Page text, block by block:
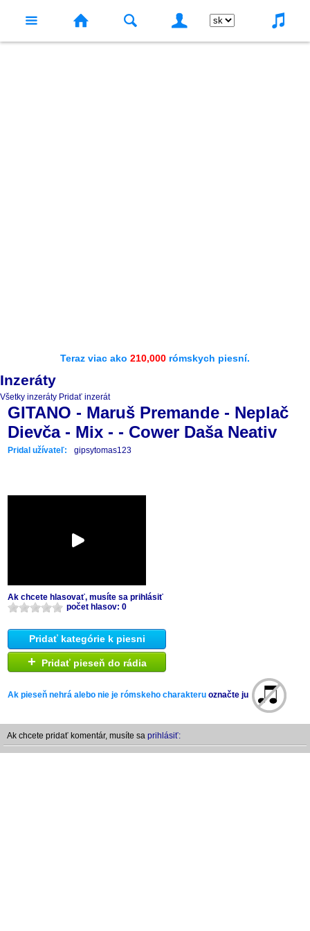
Teraz viac ako 210,000 rómskych piesní.
Inzeráty
Všetky inzeráty Pridať inzerát
GITANO - Maruš Premande - Neplač
Dievča - Mix - - Cower Daša Neativ
Pridal užívateľ: gipsytomas123
Ak chcete hlasovať, musíte sa prihlásiť
počet hlasov: 0
Pridať kategórie k piesni
+ Pridať pieseň do rádia
Ak pieseň nehrá alebo nie je rómskeho charakteru označte ju
Ak chcete pridať komentár, musíte sa prihlásiť: